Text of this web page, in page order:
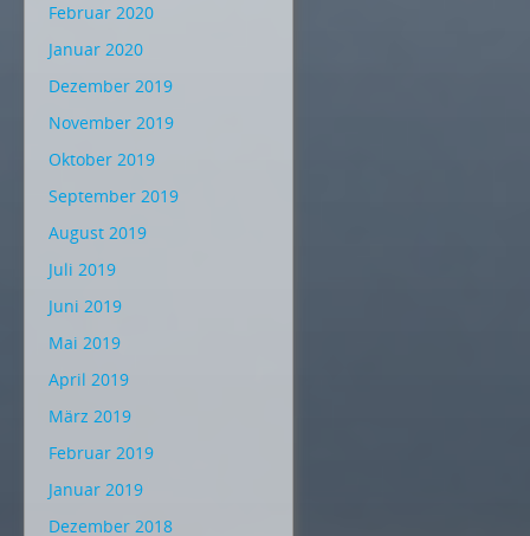
Februar 2020
Januar 2020
Dezember 2019
November 2019
Oktober 2019
September 2019
August 2019
Juli 2019
Juni 2019
Mai 2019
April 2019
März 2019
Februar 2019
Januar 2019
Dezember 2018